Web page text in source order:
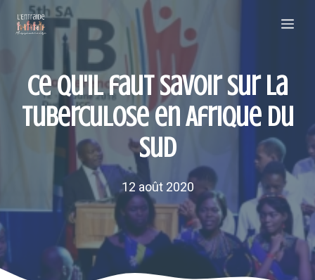
Ce qu'il faut savoir sur la
tuberculose en Afrique du
Sud
12 août 2020